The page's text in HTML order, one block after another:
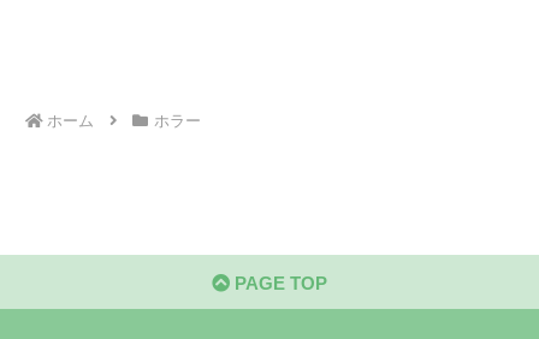
ホーム ホラー
PAGE TOP